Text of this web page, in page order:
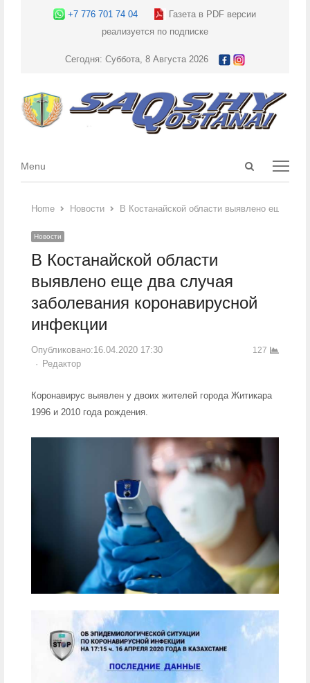
+7 776 701 74 04
Газета в PDF версии
реализуется по подписке
Сегодня: Суббота, 8 Августа 2026
Open
Menu
Menu
Home Новости В Костанайской области выявлено еще два
Новости
В Костанайской области
выявлено еще два случая
заболевания коронавирусной
инфекции
Опубликовано:16.04.2020 17:30
Author
Редактор
127
Коронавирус выявлен у двоих жителей города Житикара
1996 и 2010 года рождения.